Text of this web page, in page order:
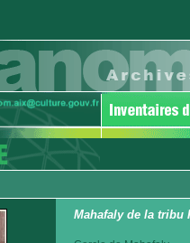
Mahafaly de la tribu